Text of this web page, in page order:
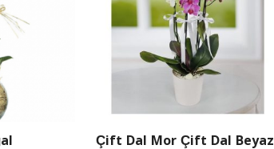
Çift Dal Mor Çift Dal Beyaz